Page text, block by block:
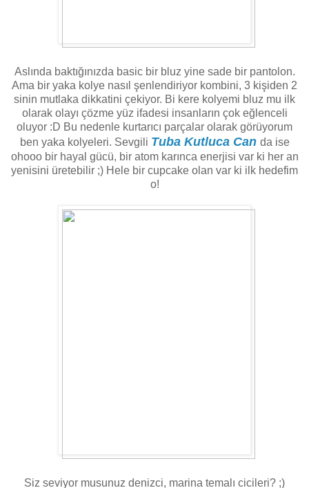
Aslında baktığınızda basic bir bluz yine sade bir pantolon.
Ama bir yaka kolye nasıl şenlendiriyor kombini, 3 kişiden 2
sinin mutlaka dikkatini çekiyor. Bi kere kolyemi bluz mu ilk
olarak olayı çözme yüz ifadesi insanların çok eğlenceli
oluyor :D Bu nedenle kurtarıcı parçalar olarak görüyorum
ben yaka kolyeleri. Sevgili Tuba Kutluca Can da ise
ohooo bir hayal gücü, bir atom karınca enerjisi var ki her an
yenisini üretebilir ;) Hele bir cupcake olan var ki ilk hedefim
o!
Siz seviyor musunuz denizci, marina temalı cicileri? ;)